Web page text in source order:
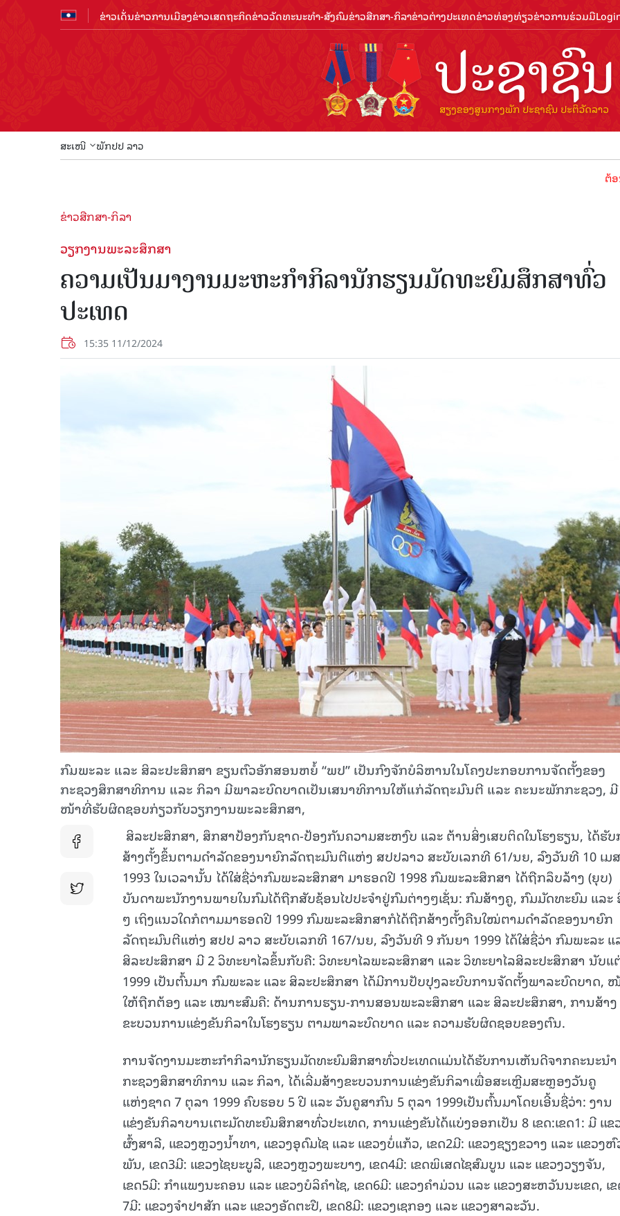
ຂ່າວເດັ່ນຂ່າວການເມືອງຂ່າວເສດຖະກິດຂ່າວວັດທະນະທຳ-ສັງຄົມຂ່າວສືກສາ-ກິລາຂ່າວຕ່າງປະເທດຂ່າວທ່ອງທ່ຽວຂ່າວການຮ່ວມມື
ສະເໜີ ພັກປປ ລາວ
ຕ້ອນຮັບ
ຂ່າວສືກສາ-ກິລາ
ວຽກງານພະລະສຶກສາ
ຄວາມເປັນມາງານມະຫະກຳກິລານັກຮຽນມັດທະຍົມສຶກສາທົ່ວ
ປະເທດ
15:35 11/12/2024
ກົມພະລະ ແລະ ສິລະປະສຶກສາ ຂຽນຕົວອັກສອນຫຍໍ້ “ພປ” ເປັນກົງຈັກບໍລິຫານໃນໂຄງປະກອບການຈັດຕັ້ງຂອງ
ກະຊວງສຶກສາທິການ ແລະ ກິລາ ມີພາລະບົດບາດເປັນເສນາທິການໃຫ້ແກ່ລັດຖະມົນຕີ ແລະ ຄະນະພັກກະຊວງ, ມີ
ໜ້າທີ່ຮັບຜິດຊອບກ່ຽວກັບວຽກງານພະລະສຶກສາ,
ສິລະປະສຶກສາ, ສຶກສາປ້ອງກັນຊາດ-ປ້ອງກັນຄວາມສະຫງົບ ແລະ ຕ້ານສິ່ງເສບຕິດໃນໂຮງຮຽນ, ໄດ້ຮັ
ສ້າງຕັ້ງຂຶ້ນຕາມດຳລັດຂອງນາຍົກລັດຖະມົນຕີແຫ່ງ ສປປລາວ ສະບັບເລກທີ 61/ນຍ, ລົງວັນທີ 10 ເມ
1993 ໃນເວລານັ້ນ ໄດ້ໃສ່ຊື່ວ່າກົມພະລະສຶກສາ ມາຮອດປີ 1998 ກົມພະລະສຶກສາ ໄດ້ຖືກລຶບລ້າງ (ຍຸບ)
ບັນດາພະນັກງານພາຍໃນກົມໄດ້ຖືກສັບຊ້ອນໄປປະຈຳຢູ່ກົມຕ່າງໆເຊັ່ນ: ກົມສ້າງຄູ, ກົມມັດທະຍົມ ແລະ
ໆ ເຖິງແນວໃດກໍຕາມມາຮອດປີ 1999 ກົມພະລະສຶກສາກໍໄດ້ຖືກສ້າງຕັ້ງຄືນໃໝ່ຕາມດຳລັດຂອງນາຍົກ
ລັດຖະມົນຕີແຫ່ງ ສປປ ລາວ ສະບັບເລກທີ 167/ນຍ, ລົງວັນທີ 9 ກັນຍາ 1999 ໄດ້ໃສ່ຊື່ວ່າ ກົມພະລະ ແ
ສິລະປະສຶກສາ ມີ 2 ວິທະຍາໄລຂຶ້ນກັບຄື: ວິທະຍາໄລພະລະສຶກສາ ແລະ ວິທະຍາໄລສິລະປະສຶກສາ ນັບແ
1999 ເປັນຕົ້ນມາ ກົມພະລະ ແລະ ສິລະປະສຶກສາ ໄດ້ມີການປັບປຸງລະບົບການຈັດຕັ້ງພາລະບົດບາດ,
ໃຫ້ຖືກຕ້ອງ ແລະ ເໝາະສົມຄື: ດ້ານການຮຽນ-ການສອນພະລະສຶກສາ ແລະ ສິລະປະສຶກສາ, ການສ້າງ
ຂະບວນການແຂ່ງຂັນກິລາໃນໂຮງຮຽນ ຕາມພາລະບົດບາດ ແລະ ຄວາມຮັບຜິດຊອບຂອງຕົນ.
ການຈັດງານມະຫະກໍາກິລານັກຮຽນມັດທະຍົມສຶກສາທົ່ວປະເທດແມ່ນໄດ້ຮັບການເຫັນດີຈາກຄະນະນໍາ
ກະຊວງສຶກສາທິການ ແລະ ກິລາ, ໄດ້ເລີ່ມສ້າງຂະບວນການແຂ່ງຂັນກິລາເພື່ອສະເຫຼີມສະຫຼອງວັນຄູ
ແຫ່ງຊາດ 7 ຕຸລາ 1999 ຄົບຮອບ 5 ປີ ແລະ ວັນຄູສາກົນ 5 ຕຸລາ 1999ເປັນຕົ້ນມາໂດຍເອີ້ນຊື່ວ່າ: ງານ
ແຂ່ງຂັນກິລາບານເຕະມັດທະຍົມສຶກສາທົ່ວປະເທດ, ການແຂ່ງຂັນໄດ້ແບ່ງອອກເປັນ 8 ເຂດ:ເຂດ1: ມີ ແຂ
ຜົ້ງສາລີ, ແຂວງຫຼວງນໍ້າທາ, ແຂວງອຸດົມໄຊ ແລະ ແຂວງບໍ່ແກ້ວ, ເຂດ2ມີ: ແຂວງຊຽງຂວາງ ແລະ ແຂວງຫົ
ພັນ, ເຂດ3ມີ: ແຂວງໄຊຍະບູລີ, ແຂວງຫຼວງພະບາງ, ເຂດ4ມີ: ເຂດພິເສດໄຊສົມບູນ ແລະ ແຂວງວຽງຈັນ,
ເຂດ5ມີ: ກໍາແພງນະຄອນ ແລະ ແຂວງບໍລິຄໍາໄຊ, ເຂດ6ມີ: ແຂວງຄໍາມ່ວນ ແລະ ແຂວງສະຫວັນນະເຂດ, ເ
7ມີ: ແຂວງຈໍາປາສັກ ແລະ ແຂວງອັດຕະປື, ເຂດ8ມີ: ແຂວງເຊກອງ ແລະ ແຂວງສາລະວັນ.
15.040(07-08-